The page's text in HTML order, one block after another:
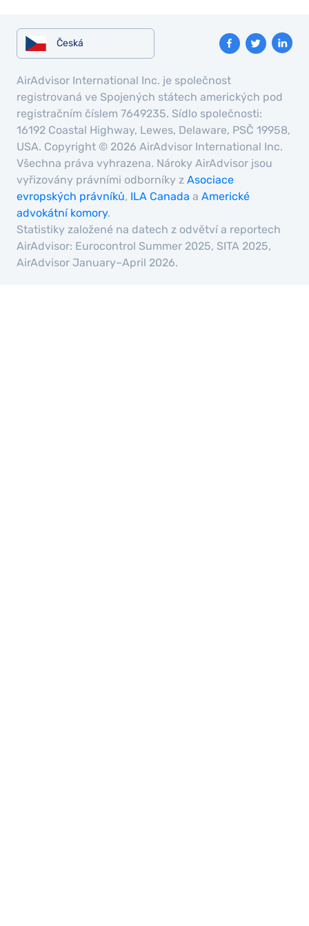
Česká
AirAdvisor International Inc. je společnost
registrovaná ve Spojených státech amerických pod
registračním číslem 7649235. Sídlo společnosti:
16192 Coastal Highway, Lewes, Delaware, PSČ 19958,
USA. Copyright © 2026 AirAdvisor International Inc.
Všechna práva vyhrazena. Nároky AirAdvisor jsou
vyřizovány právními odborníky z Asociace
evropských právníků, ILA Canada a Americké
advokátní komory.
Statistiky založené na datech z odvětví a reportech
AirAdvisor: Eurocontrol Summer 2025, SITA 2025,
AirAdvisor January–April 2026.